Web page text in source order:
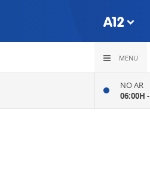
MENU
NO AR
06:00H -